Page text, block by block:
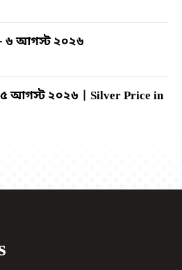
৬ আগস্ট ২০২৬
আগস্ট ২০২৬ | Silver Price in